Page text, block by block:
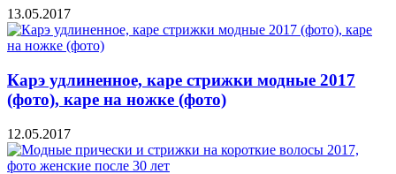
13.05.2017
Карэ удлиненное, каре стрижки модные 2017
(фото), каре на ножке (фото)
12.05.2017